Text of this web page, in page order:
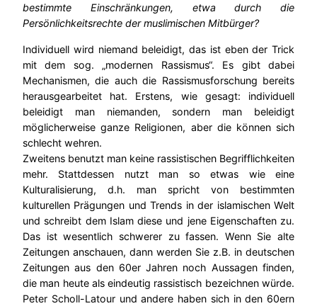
bestimmte Einschränkungen, etwa durch die
Persönlichkeitsrechte der muslimischen Mitbürger?
Individuell wird niemand beleidigt, das ist eben der Trick
mit dem sog. „modernen Rassismus“. Es gibt dabei
Mechanismen, die auch die Rassismusforschung bereits
herausgearbeitet hat. Erstens, wie gesagt: individuell
beleidigt man niemanden, sondern man beleidigt
möglicherweise ganze Religionen, aber die können sich
schlecht wehren.
Zweitens benutzt man keine rassistischen Begrifflichkeiten
mehr. Stattdessen nutzt man so etwas wie eine
Kulturalisierung, d.h. man spricht von bestimmten
kulturellen Prägungen und Trends in der islamischen Welt
und schreibt dem Islam diese und jene Eigenschaften zu.
Das ist wesentlich schwerer zu fassen. Wenn Sie alte
Zeitungen anschauen, dann werden Sie z.B. in deutschen
Zeitungen aus den 60er Jahren noch Aussagen finden,
die man heute als eindeutig rassistisch bezeichnen würde.
Peter Scholl-Latour und andere haben sich in den 60ern